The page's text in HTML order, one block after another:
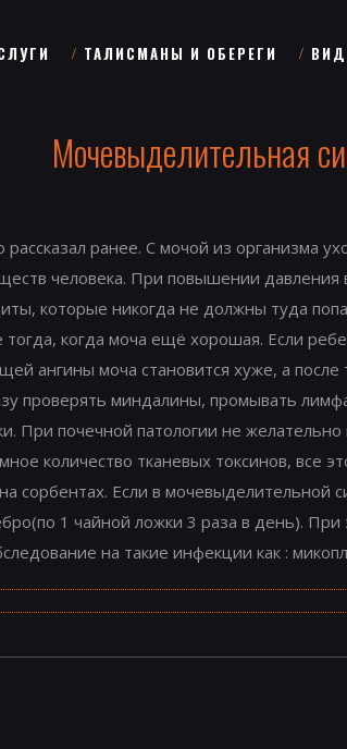
ТАЛИСМАНЫ И ОБЕРЕГИ
Мочевыделительная
рассказал ранее. С мочой из организма
человека. При повышении
которые никогда не должны туда
когда моча ещё хорошая. Если
ангины моча становится хуже, а после
проверять миндалины, промывать
При почечной патологии не
количество тканевых токсинов,
сорбентах. Если в
1 чайной ложки 3 раза в день). При
на такие инфекции как :